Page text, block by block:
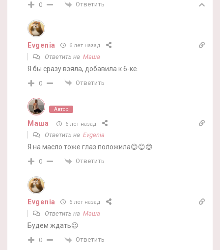
0 Ответить
Evgenia 6 лет назад
Ответить на Маша
Я бы сразу взяла, добавила к 6-ке.
0 Ответить
Автор
Маша 6 лет назад
Ответить на Evgenia
Я на масло тоже глаз положила😊😊😊
0 Ответить
Evgenia 6 лет назад
Ответить на Маша
Будем ждать😉
0 Ответить